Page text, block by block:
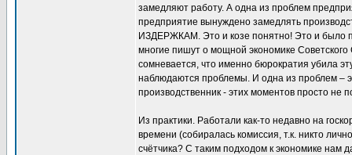
замедляют работу. А одна из проблем
предприятие вынуждено замедлять
ИЗДЕРЖКАМ. Это и козе понятно! Это и было
многие пишут о мощной экономике
сомневается, что именно бюрократия убила
наблюдаются проблемы. И одна из проблем –
производственник - этих моментов просто не
Из практики. Работали как-то недавно на
времени (собиралась комиссия, т.к. никто
счётчика? С таким подходом к экономике нам